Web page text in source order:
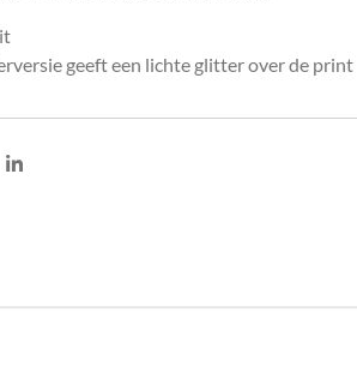
geeft een lichte glitter over de print
S